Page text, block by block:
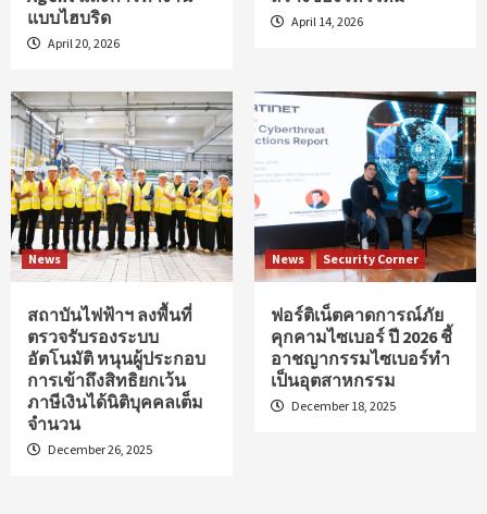
แบบไฮบริด
April 20, 2026
April 14, 2026
News
สถาบันไฟฟ้าฯ ลงพื้นที่
ตรวจรับรองระบบ
อัตโนมัติ หนุนผู้ประกอบ
การเข้าถึงสิทธิยกเว้น
ภาษีเงินได้นิติบุคคลเต็ม
จำนวน
December 26, 2025
News Security Corner
ฟอร์ติเน็ตคาดการณ์ภัย
คุกคามไซเบอร์ ปี 2026 ชี้
อาชญากรรมไซเบอร์ทำ
เป็นอุตสาหกรรม
December 18, 2025